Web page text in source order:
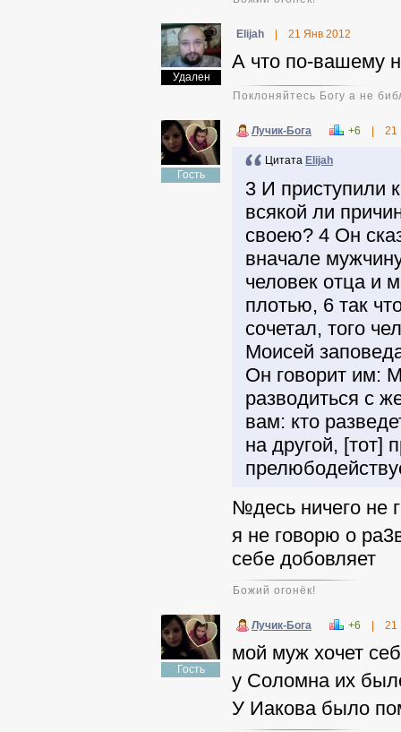
Удален
Elijah 21 Янв 2012
А что по-вашему
Поклоняйтесь Богу а не
Гость
Лучик-Бога +6 21
Цитата Elijah
3 И приступили
всякой ли
своею? 4 Он
вначале
человек отца и
плотью, 6 так
сочетал, того
Моисей
Он говорит им:
разводиться с
вам: кто
на другой, [тот]
№десь ничего не
я не говорю о
себе добовляет
Божий огонёк!
Гость
Лучик-Бога +6 21
мой муж хочет
у Соломна их
У Иакова было